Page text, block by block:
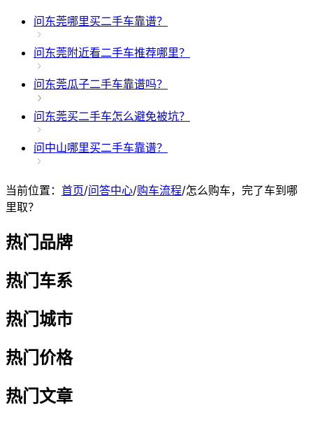
问东莞哪里买二手车靠谱？
问东莞附近看二手车推荐哪里？
问东莞瓜子二手车靠谱吗？
问东莞买二手车怎么避免被坑？
问中山哪里买二手车靠谱？
当前位置： 首页/问答中心/购车流程/怎么购车，完了车到哪
里取？
热门品牌
热门车系
热门城市
热门价格
热门文章